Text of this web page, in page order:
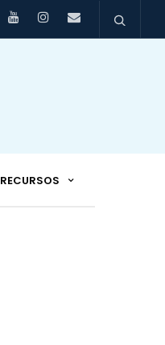
RECURSOS